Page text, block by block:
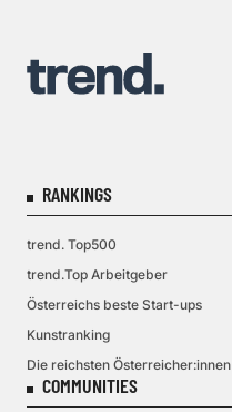
RANKINGS
trend. Top500
trend.Top Arbeitgeber
Österreichs beste Start-ups
Kunstranking
Die reichsten Österreicher:innen
COMMUNITIES